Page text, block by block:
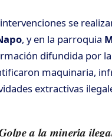
se
, y en la parroquia
difundida por
maquinaria,
extractivas
𝒂 𝒍𝒂 𝒎𝒊𝒏𝒆𝒓𝒊́𝒂